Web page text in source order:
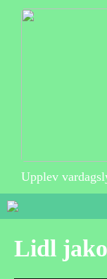
Upplev
Lidl